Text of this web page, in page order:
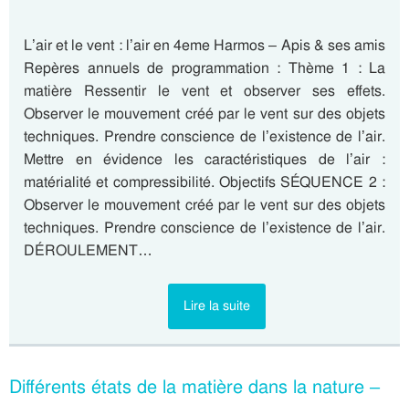
L’air et le vent : l’air en 4eme Harmos – Apis & ses amis
Repères annuels de programmation : Thème 1 : La
matière Ressentir le vent et observer ses effets.
Observer le mouvement créé par le vent sur des objets
techniques. Prendre conscience de l’existence de l’air.
Mettre en évidence les caractéristiques de l’air :
matérialité et compressibilité. Objectifs SÉQUENCE 2 :
Observer le mouvement créé par le vent sur des objets
techniques. Prendre conscience de l’existence de l’air.
DÉROULEMENT…
Lire la suite
Différents états de la matière dans la nature –